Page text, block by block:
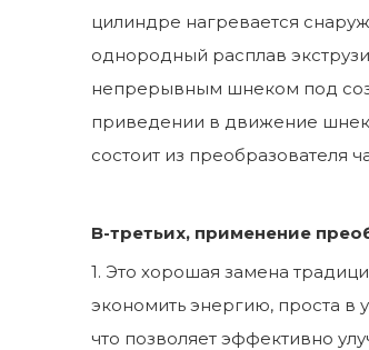
цилиндре нагревается
однородный расплав
непрерывным шнеком под
приведении в движение
состоит из преобразователя
В-третьих, применение
1. Это хорошая замена
экономить энергию, проста в
что позволяет эффективно